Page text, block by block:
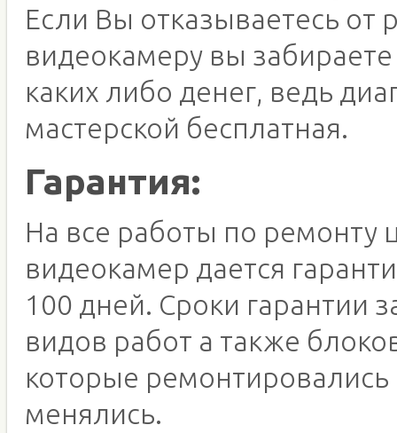
Если Вы отказываетесь от
видеокамеру вы
каких либо денег, ведь
мастерской бесплатная.
Гарантия:
На все работы по ремонту
видеокамер дается
100 дней. Сроки гарантии
видов работ а также
которые ремонтировались
менялись.